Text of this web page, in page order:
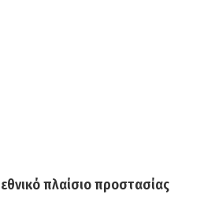
πλαίσιο προστασίας